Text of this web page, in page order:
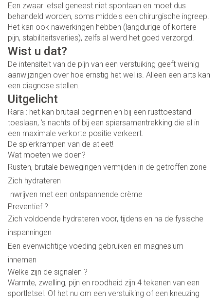
Een zwaar letsel geneest niet spontaan en moet dus
behandeld worden, soms middels een chirurgische ingreep.
Het kan ook nawerkingen hebben (langdurige of kortere
pijn, stabiliteitsverlies), zelfs al werd het goed verzorgd.
Wist u dat?
De intensiteit van de pijn van een verstuiking geeft weinig
aanwijzingen over hoe ernstig het wel is. Alleen een arts kan
een diagnose stellen.
Uitgelicht
Rara : het kan brutaal beginnen en bij een rusttoestand
toeslaan, ’s nachts of bij een spiersamentrekking die al in
een maximale verkorte positie verkeert.
De spierkrampen van de atleet!
Wat moeten we doen?
Rusten, brutale bewegingen vermijden in de getroffen zone
Zich hydrateren
Inwrijven met een ontspannende crème
Preventief ?
Zich voldoende hydrateren voor, tijdens en na de fysische
inspanningen
Een evenwichtige voeding gebruiken en magnesium
innemen
Welke zijn de signalen ?
Warmte, zwelling, pijn en roodheid zijn 4 tekenen van een
sportletsel. Of het nu om een verstuiking of een kneuzing